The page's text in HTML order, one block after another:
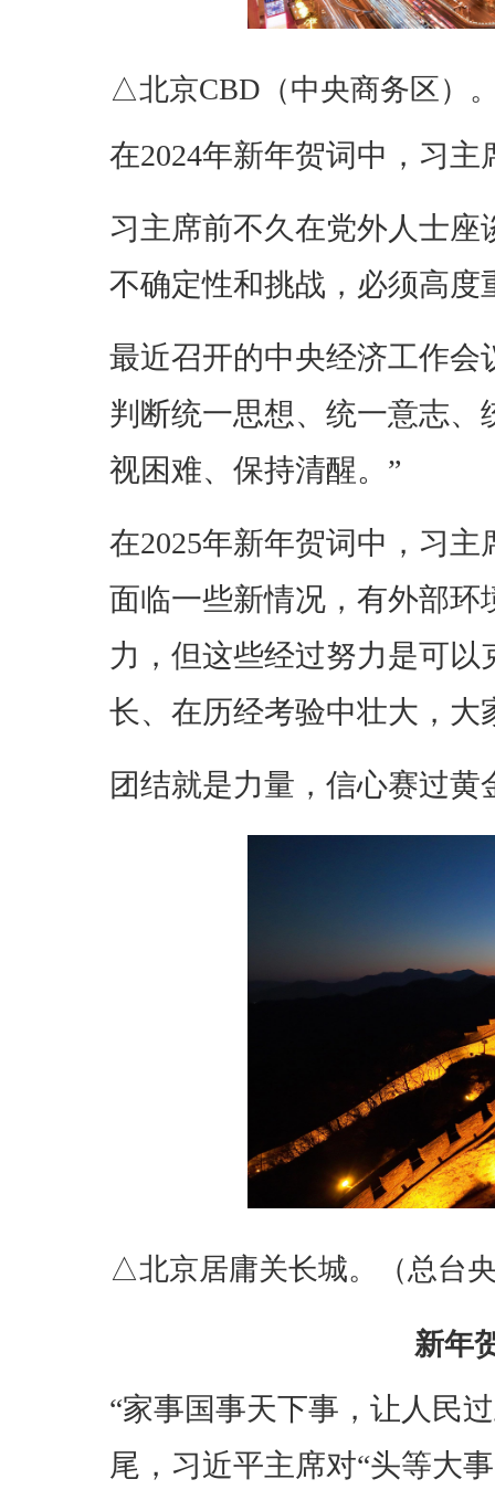
△北京CBD（中央商务区）
在2024年新年贺词中，习
习主席前不久在党外人士
不确定性和挑战，必须高度
最近召开的中央经济工作会
判断统一思想、统一意志
视困难、保持清醒。”
在2025年新年贺词中，习
面临一些新情况，有外部
力，但这些经过努力是可
长、在历经考验中壮大，大
团结就是力量，信心赛过黄
△北京居庸关长城。（总台
新年
“家事国事天下事，让人民
尾，习近平主席对“头等大